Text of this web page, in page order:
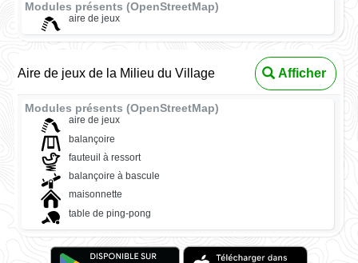
Modules présents (OpenStreetMap)
aire de jeux
Aire de jeux de la Milieu du Village Afficher
Modules présents (OpenStreetMap)
aire de jeux
balançoire
fauteuil à ressort
balançoire à bascule
maisonnette
table de ping-pong